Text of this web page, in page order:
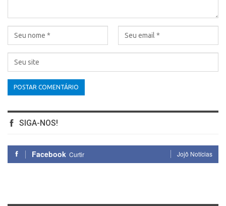
SIGA-NOS!
Facebook Curtir Jojô Notícias